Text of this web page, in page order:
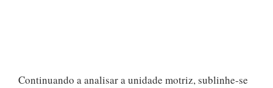
Continuando a analisar a unidade motriz, sublinhe-se